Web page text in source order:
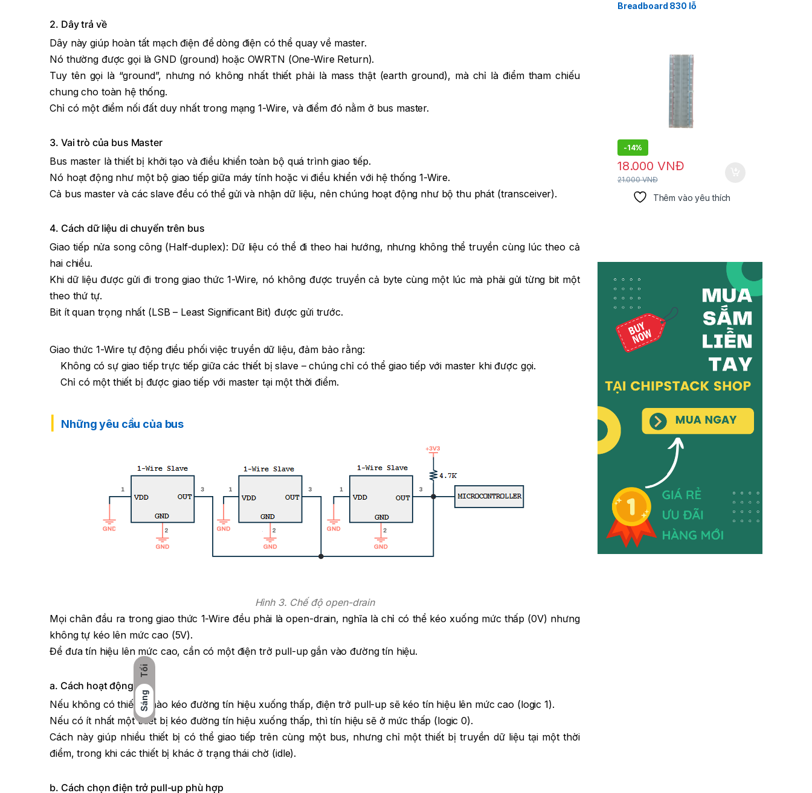
Tối
Sáng
2. Dây trả về
Dây này giúp hoàn tất mạch điện để dòng điện có thể quay về master.
Nó thường được gọi là GND (ground) hoặc OWRTN (One-Wire Return).
Tuy tên gọi là “ground”, nhưng nó không nhất thiết phải là mass thật (earth ground), mà chỉ là điểm tham chiếu
chung cho toàn hệ thống.
Chỉ có một điểm nối đất duy nhất trong mạng 1-Wire, và điểm đó nằm ở bus master.
3. Vai trò của bus Master
Bus master là thiết bị khởi tạo và điều khiển toàn bộ quá trình giao tiếp.
Nó hoạt động như một bộ giao tiếp giữa máy tính hoặc vi điều khiển với hệ thống 1-Wire.
Cả bus master và các slave đều có thể gửi và nhận dữ liệu, nên chúng hoạt động như bộ thu phát (transceiver).
4. Cách dữ liệu di chuyển trên bus
Giao tiếp nửa song công (Half-duplex): Dữ liệu có thể đi theo hai hướng, nhưng không thể truyền cùng lúc theo cả
hai chiều.
Khi dữ liệu được gửi đi trong giao thức 1-Wire, nó không được truyền cả byte cùng một lúc mà phải gửi từng bit một
theo thứ tự.
Bit ít quan trọng nhất (LSB – Least Significant Bit) được gửi trước.
Giao thức 1-Wire tự động điều phối việc truyền dữ liệu, đảm bảo rằng:
Không có sự giao tiếp trực tiếp giữa các thiết bị slave – chúng chỉ có thể giao tiếp với master khi được gọi.
Chỉ có một thiết bị được giao tiếp với master tại một thời điểm.
Những yêu cầu của bus
Hình 3. Chế độ open-drain
Mọi chân đầu ra trong giao thức 1-Wire đều phải là open-drain, nghĩa là chỉ có thể kéo xuống mức thấp (0V) nhưng
không tự kéo lên mức cao (5V).
Để đưa tín hiệu lên mức cao, cần có một điện trở pull-up gắn vào đường tín hiệu.
a. Cách hoạt động
Nếu không có thiết bị nào kéo đường tín hiệu xuống thấp, điện trở pull-up sẽ kéo tín hiệu lên mức cao (logic 1).
Nếu có ít nhất một thiết bị kéo đường tín hiệu xuống thấp, thì tín hiệu sẽ ở mức thấp (logic 0).
Cách này giúp nhiều thiết bị có thể giao tiếp trên cùng một bus, nhưng chỉ một thiết bị truyền dữ liệu tại một thời
điểm, trong khi các thiết bị khác ở trạng thái chờ (idle).
b. Cách chọn điện trở pull-up phù hợp
Breadboard 830 lỗ
-14%
18.000 VNĐ
21.000VNĐ
Thêm vào yêu thích